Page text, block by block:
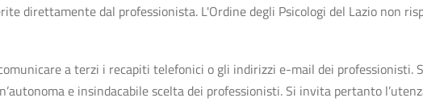
direttamente dal professionista. L'Ordine degli Psicologi del Lazio non
a terzi i recapiti telefonici o gli indirizzi e-mail dei
e insindacabile scelta dei professionisti. Si invita pertanto